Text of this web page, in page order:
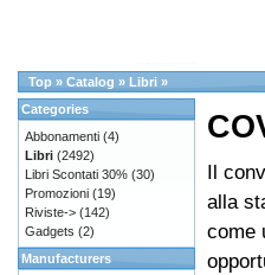
Top » Catalog » Libri »
Il
alla
come
Categories
Abbonamenti (4)
Libri (2492)
Libri Scontati 30% (30)
Promozioni (19)
Riviste-> (142)
Gadgets (2)
Manufacturers